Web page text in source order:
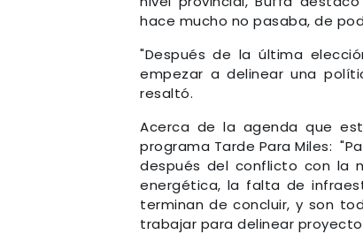
hace mucho no pasaba, de
"Después de la última
empezar a delinear una
resaltó.
Acerca de la agenda que
programa Tarde Para Miles:
después del conflicto con la
energética, la falta de
terminan de concluir, y son
trabajar para delinear